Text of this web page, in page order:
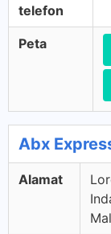
telefon
Peta
Abx
Alamat